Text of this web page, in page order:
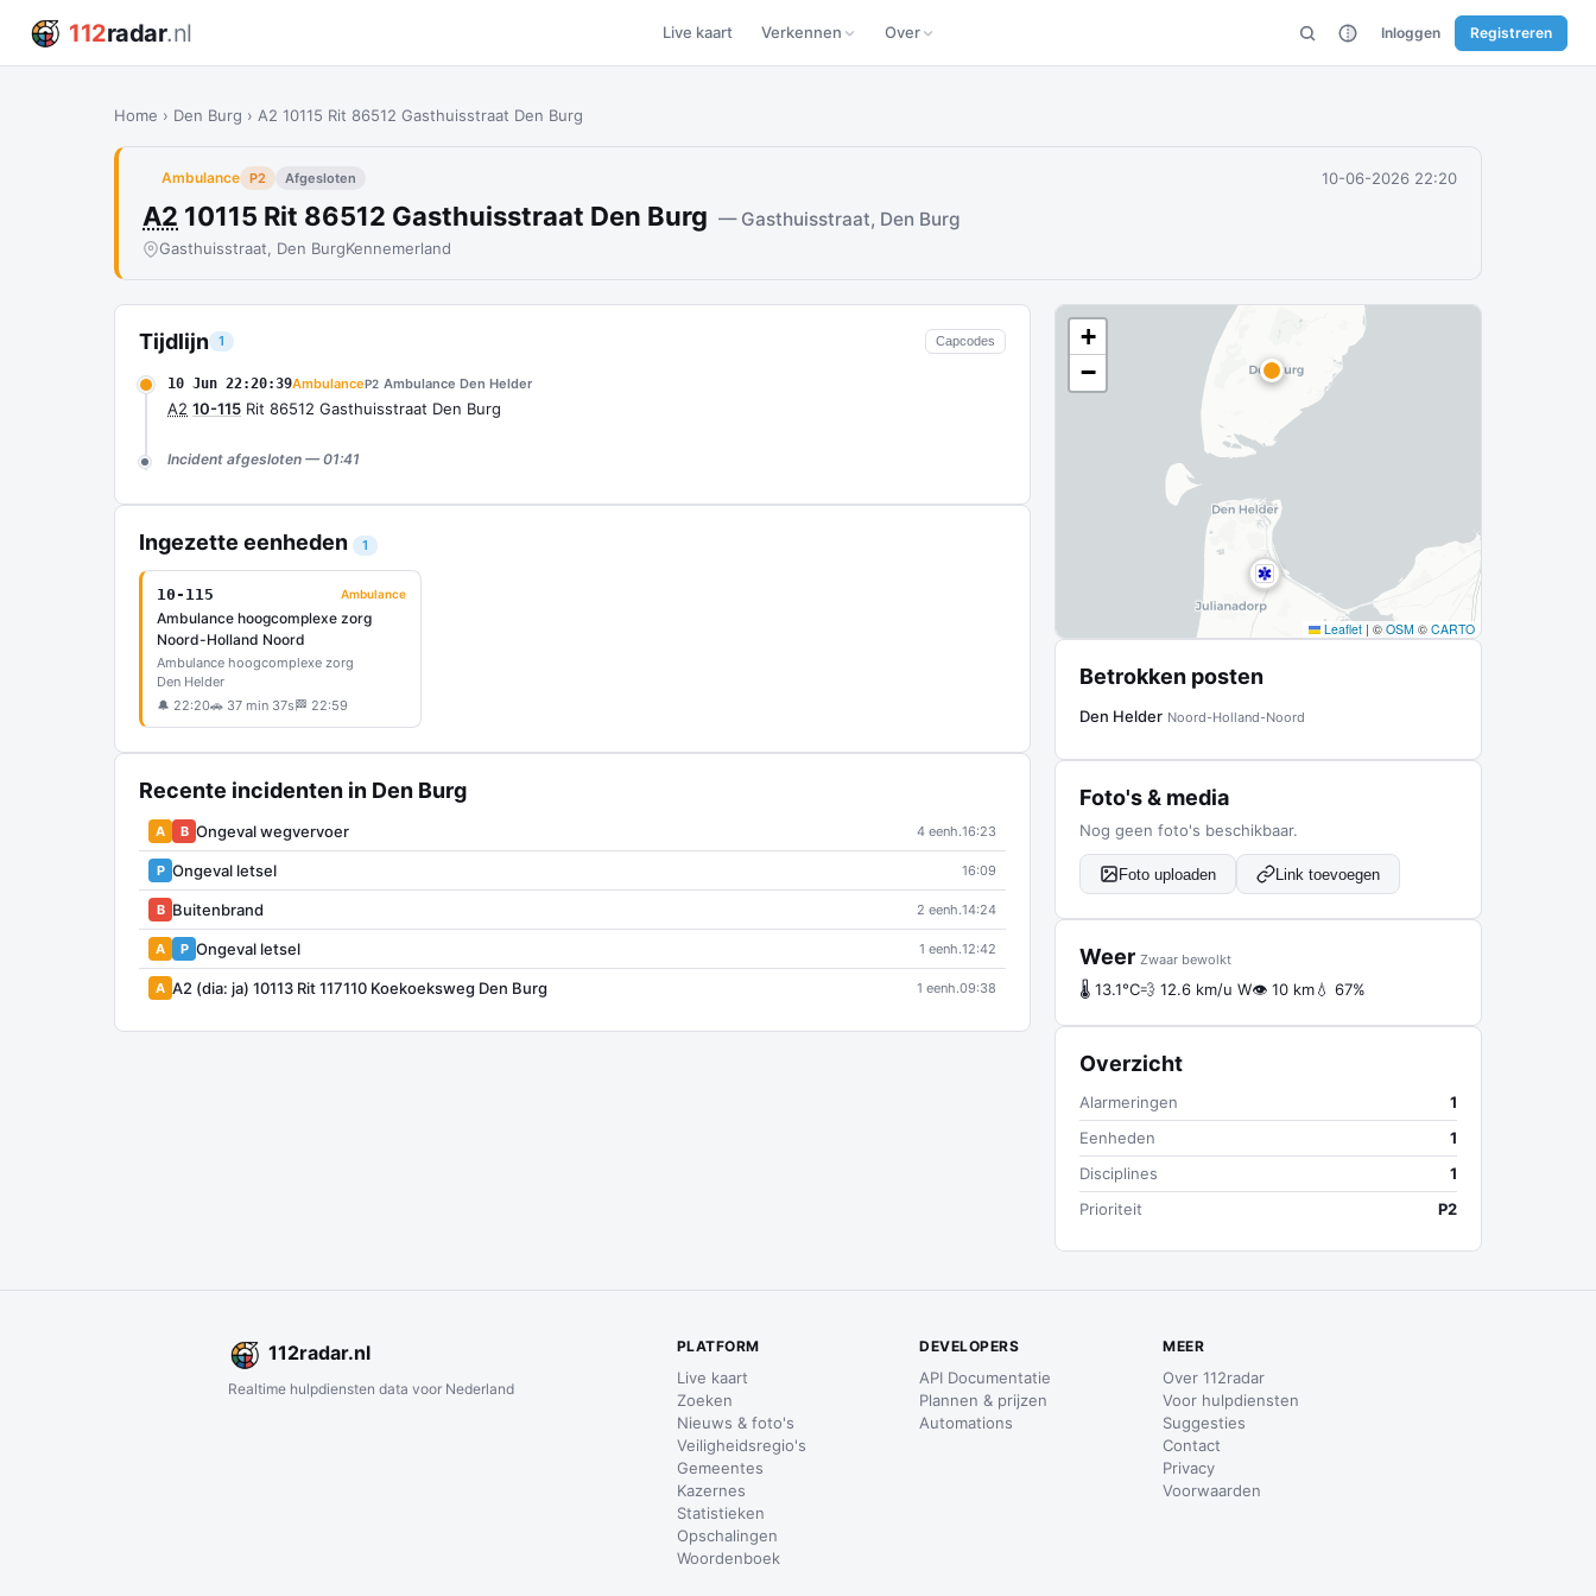
112radar.nl Live kaart Verkennen Over Inloggen Registreren
Home › Den Burg › A2 10115 Rit 86512 Gasthuisstraat Den Burg
Ambulance P2 Afgesloten 10-06-2026 22:20
A2 10115 Rit 86512 Gasthuisstraat Den Burg — Gasthuisstraat, Den Burg
Gasthuisstraat, Den BurgKennemerland
Tijdlijn 1 Capcodes
10 Jun 22:20:39AmbulanceP2 Ambulance Den Helder
A2 10-115 Rit 86512 Gasthuisstraat Den Burg
Incident afgesloten — 01:41
Ingezette eenheden 1
10-115 Ambulance
Ambulance hoogcomplexe zorg
Noord-Holland Noord
Ambulance hoogcomplexe zorg
Den Helder
🔔 22:20🚗 37 min 37s 🏁 22:59
Recente incidenten in Den Burg
A B Ongeval wegvervoer 4 eenh.16:23
P Ongeval letsel 16:09
B Buitenbrand 2 eenh.14:24
A P Ongeval letsel 1 eenh.12:42
A A2 (dia: ja) 10113 Rit 117110 Koekoeksweg Den Burg 1 eenh.09:38
+
−
Leaflet | © OSM © CARTO
Betrokken posten
Den Helder Noord-Holland-Noord
Foto's & media
Nog geen foto's beschikbaar.
Foto uploaden Link toevoegen
Weer Zwaar bewolkt
🌡 13.1°C💨 12.6 km/u W👁 10 km💧 67%
Overzicht
Alarmeringen
1
Eenheden
1
Disciplines
1
Prioriteit
P2
112radar.nl
Realtime hulpdiensten data voor Nederland
PLATFORM
Live kaart
Zoeken
Nieuws & foto's
Veiligheidsregio's
Gemeentes
Kazernes
Statistieken
Opschalingen
Woordenboek
DEVELOPERS
API Documentatie
Plannen & prijzen
Automations
MEER
Over 112radar
Voor hulpdiensten
Suggesties
Contact
Privacy
Voorwaarden